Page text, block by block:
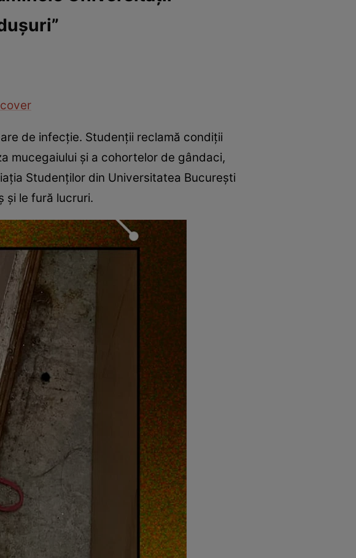
de infecție. Studenții reclamă condiții
mucegaiului și a cohortelor de gândaci,
Studenţilor din Universitatea Bucureşti
și le fură lucruri.